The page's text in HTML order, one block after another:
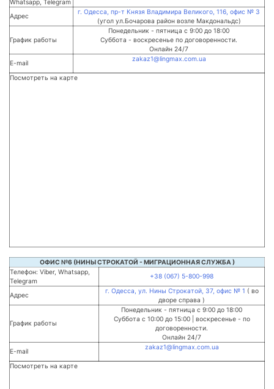
Whatsapp, Telegram
Адрес
г. Одесса, пр-т Князя Владимира Великого, 116, офис № 3
(угол ул.Бочарова район возле Макдональдс)
График работы
Понедельник - пятница с 9:00 до 18:00
Суббота - воскресенье по договоренности.
Онлайн 24/7
E-mail
zakaz1@lingmax.com.ua
Посмотреть на карте
ОФИС №6 (НИНЫ СТРОКАТОЙ - МИГРАЦИОННАЯ СЛУЖБА )
Телефон: Viber, Whatsapp,
Telegram
+38 (067) 5-800-998
Адрес
г. Одесса, ул. Нины Строкатой, 37, офис № 1 ( во
дворе справа )
График работы
Понедельник - пятница с 9:00 до 18:00
Суббота с 10:00 до 15:00 | воскресенье - по
договоренности.
Онлайн 24/7
E-mail
zakaz1@lingmax.com.ua
Посмотреть на карте